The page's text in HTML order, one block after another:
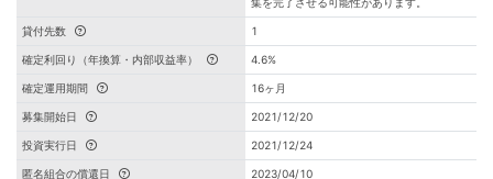
貸付先数 1
確定利回り（年換算・内部収益率） 4.6%
確定運用期間 16ヶ月
募集開始日 2021/12/20
投資実行日 2021/12/24
匿名組合の償還日 2023/04/10